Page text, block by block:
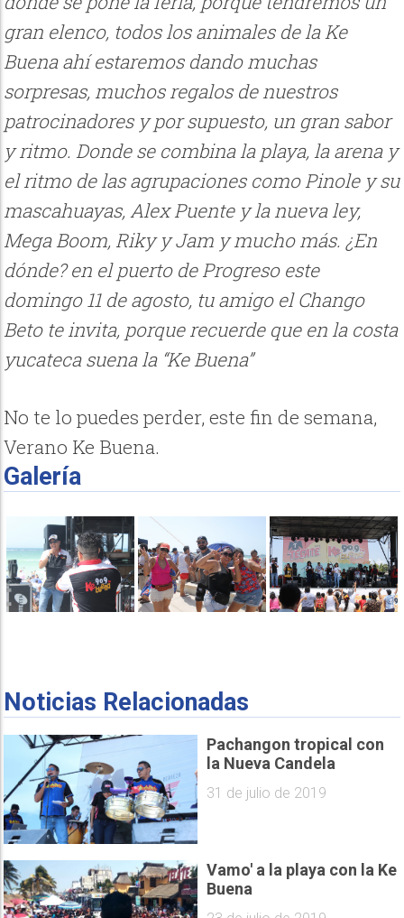
gran elenco, todos los animales de la Ke
Buena ahí estaremos dando muchas
sorpresas, muchos regalos de nuestros
patrocinadores y por supuesto, un gran sabor
y ritmo. Donde se combina la playa, la arena y
el ritmo de las agrupaciones como Pinole y su
mascahuayas, Alex Puente y la nueva ley,
Mega Boom, Riky y Jam y mucho más. ¿En
dónde? en el puerto de Progreso este
domingo 11 de agosto, tu amigo el Chango
Beto te invita, porque recuerde que en la costa
yucateca suena la “Ke Buena”
No te lo puedes perder, este fin de semana,
Verano Ke Buena.
Galería
Noticias Relacionadas
Pachangon tropical con
la Nueva Candela
31 de julio de 2019
Vamo' a la playa con la Ke
Buena